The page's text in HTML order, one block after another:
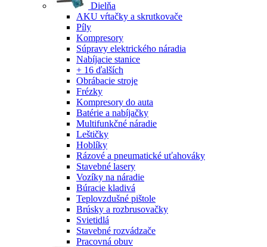
Dielňa
AKU vŕtačky a skrutkovače
Píly
Kompresory
Súpravy elektrického náradia
Nabíjacie stanice
+ 16 ďalších
Obrábacie stroje
Frézky
Kompresory do auta
Batérie a nabíjačky
Multifunkčné náradie
Leštičky
Hoblíky
Rázové a pneumatické uťahováky
Stavebné lasery
Vozíky na náradie
Búracie kladivá
Teplovzdušné pištole
Brúsky a rozbrusovačky
Svietidlá
Stavebné rozvádzače
Pracovná obuv